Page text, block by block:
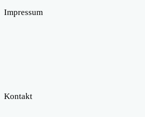
Impressum
Kontakt